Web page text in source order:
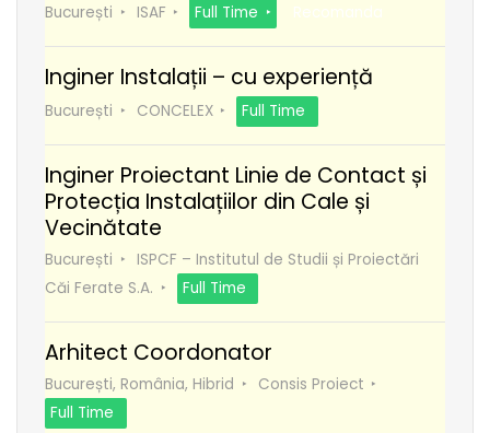
București ISAF Full Time Recomanda
Inginer Instalații – cu experiență
București CONCELEX Full Time
Inginer Proiectant Linie de Contact și
Protecția Instalațiilor din Cale și
Vecinătate
București
ISPCF – Institutul de Studii și Proiectări
Căi Ferate S.A.
Full Time
Arhitect Coordonator
București, România, Hibrid
Consis Proiect
Full Time